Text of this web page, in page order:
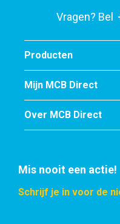
Vragen? Bel
Producten
Mijn MCB Direct
Over MCB Direct
Mis nooit een actie!
Schrijf je in voor de